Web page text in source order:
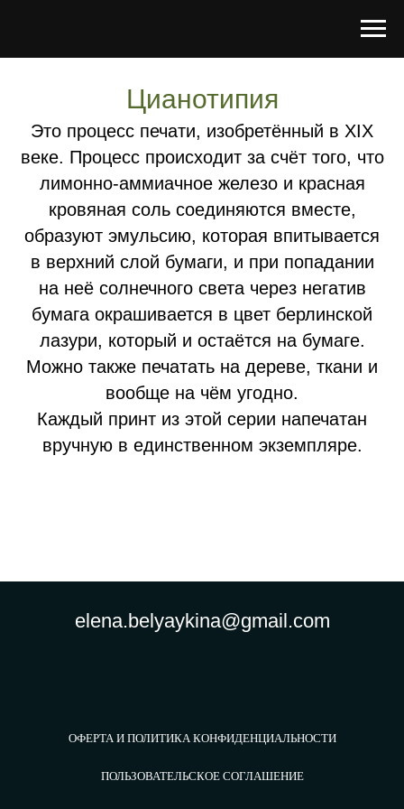
Цианотипия
Это процесс печати, изобретённый в XIX
веке. Процесс происходит за счёт того, что
лимонно-аммиачное железо и красная
кровяная соль соединяются вместе,
образуют эмульсию, которая впитывается
в верхний слой бумаги, и при попадании
на неё солнечного света через негатив
бумага окрашивается в цвет берлинской
лазури, который и остаётся на бумаге.
Можно также печатать на дереве, ткани и
вообще на чём угодно.
Каждый принт из этой серии напечатан
вручную в единственном экземпляре.
elena.belyaykina@gmail.com
ОФЕРТА И ПОЛИТИКА КОНФИДЕНЦИАЛЬНОСТИ
ПОЛЬЗОВАТЕЛЬСКОЕ СОГЛАШЕНИЕ